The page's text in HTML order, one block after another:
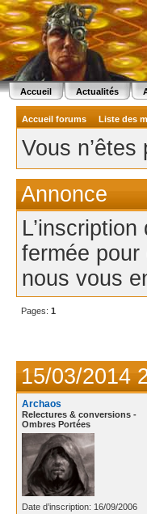
Accueil Actualités
Accueil forums Liste des
Vous n’êtes
Annonce
fermée
nous vous
Pages: 1
15/03/2014
Archaos
Relectures & conversions -
Ombres Portées
Date d’inscription: 16/09/2006